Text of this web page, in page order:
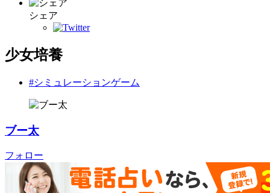
シェア
少女培養
#シミュレーションゲーム
ブー太
フォロー